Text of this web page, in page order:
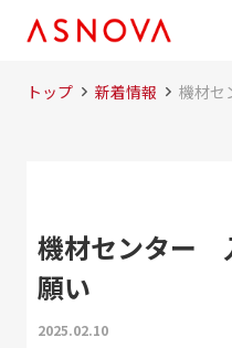
トップ 新着情報 機材セ
機材センター
願い
2025.02.10